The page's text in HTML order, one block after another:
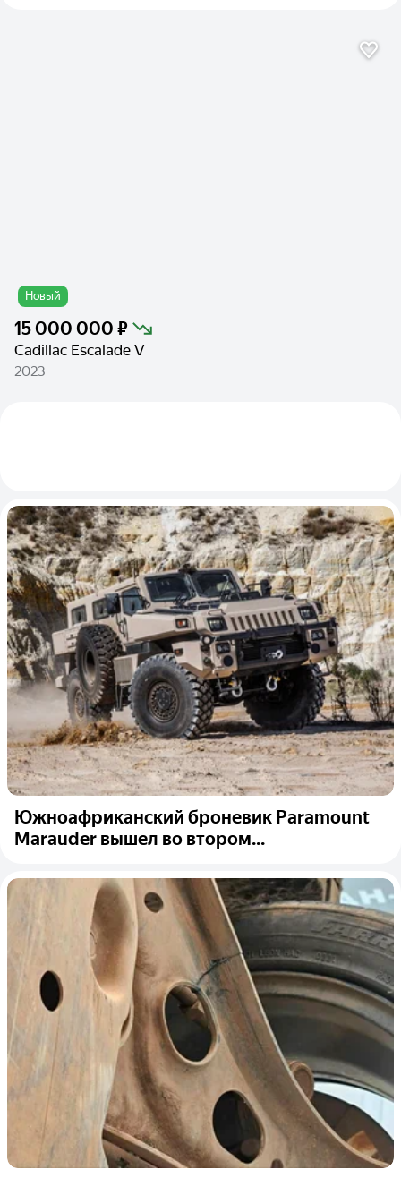
Новый
15 000 000 ₽
Cadillac Escalade V
2023
Южноафриканский броневик Paramount
Marauder вышел во втором...